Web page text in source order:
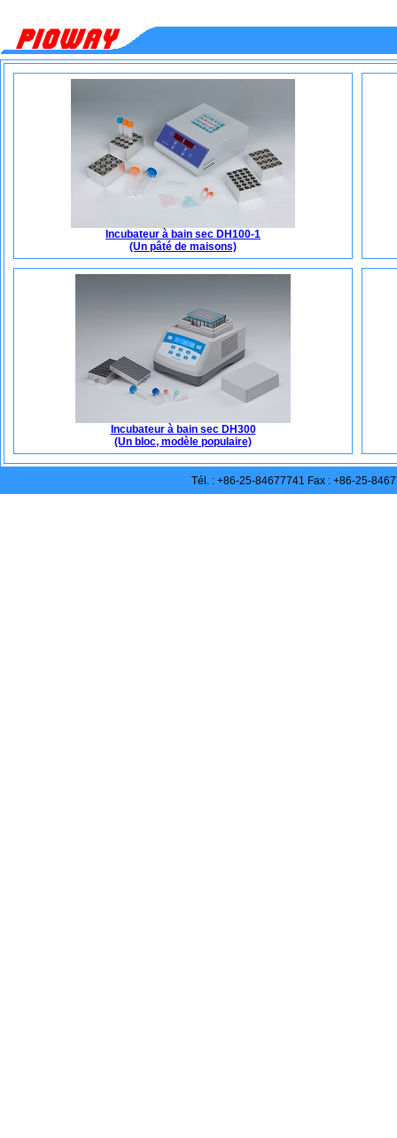
Incubateur à bain sec DH100-1
(Un pâté de maisons)
Incubateur à bain sec DH300
(Un bloc, modèle populaire)
Tél. : +86-25-84677741 Fax : +86-25-